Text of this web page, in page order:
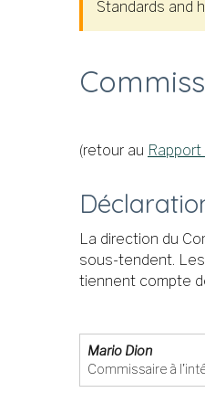
Standards and
(retour au
La direction du
sous-tendent.
tiennent compte
Mario Dion
Commissaire à